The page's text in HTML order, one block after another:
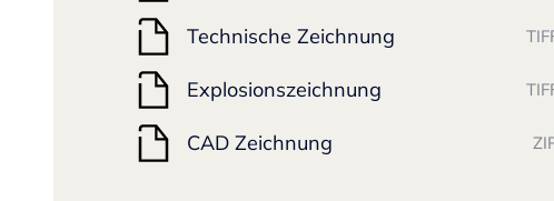
Technische Zeichnung
Explosionszeichnung
CAD Zeichnung